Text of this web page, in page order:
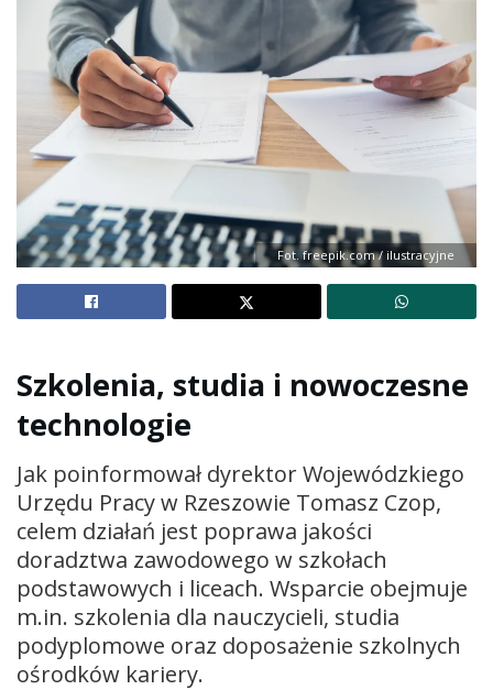
Fot. freepik.com / ilustracyjne
Szkolenia, studia i nowoczesne
technologie
Jak poinformował dyrektor Wojewódzkiego
Urzędu Pracy w Rzeszowie Tomasz Czop,
celem działań jest poprawa jakości
doradztwa zawodowego w szkołach
podstawowych i liceach. Wsparcie obejmuje
m.in. szkolenia dla nauczycieli, studia
podyplomowe oraz doposażenie szkolnych
ośrodków kariery.